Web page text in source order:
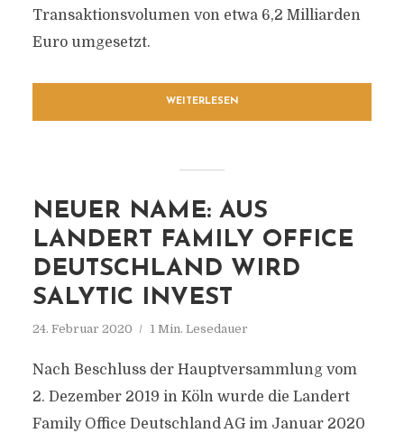
Transaktionsvolumen von etwa 6,2 Milliarden
Euro umgesetzt.
WEITERLESEN
NEUER NAME: AUS
LANDERT FAMILY OFFICE
DEUTSCHLAND WIRD
SALYTIC INVEST
24. Februar 2020 1 Min. Lesedauer
Nach Beschluss der Hauptversammlung vom
2. Dezember 2019 in Köln wurde die Landert
Family Office Deutschland AG im Januar 2020